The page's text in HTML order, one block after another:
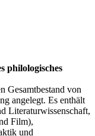
philologisches
Gesamtbestand von
angelegt. Es enthält
Literaturwissenschaft,
Film),
und